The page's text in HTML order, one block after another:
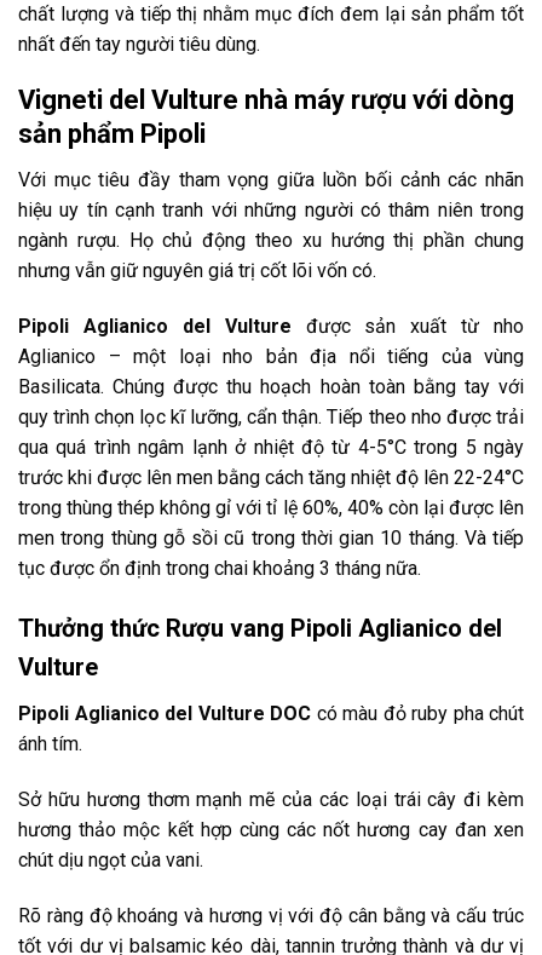
chất lượng và tiếp thị nhằm mục đích đem lại sản phẩm tốt
nhất đến tay người tiêu dùng.
Vigneti del Vulture nhà máy rượu với dòng
sản phẩm Pipoli
Với mục tiêu đầy tham vọng giữa luồn bối cảnh các nhãn
hiệu uy tín cạnh tranh với những người có thâm niên trong
ngành rượu. Họ chủ động theo xu hướng thị phần chung
nhưng vẫn giữ nguyên giá trị cốt lõi vốn có.
Pipoli Aglianico del Vulture được sản xuất từ nho
Aglianico – một loại nho bản địa nổi tiếng của vùng
Basilicata. Chúng được thu hoạch hoàn toàn bằng tay với
quy trình chọn lọc kĩ lưỡng, cẩn thận. Tiếp theo nho được trải
qua quá trình ngâm lạnh ở nhiệt độ từ 4-5°C trong 5 ngày
trước khi được lên men bằng cách tăng nhiệt độ lên 22-24°C
trong thùng thép không gỉ với tỉ lệ 60%, 40% còn lại được lên
men trong thùng gỗ sồi cũ trong thời gian 10 tháng. Và tiếp
tục được ổn định trong chai khoảng 3 tháng nữa.
Thưởng thức Rượu vang Pipoli Aglianico del
Vulture
Pipoli Aglianico del Vulture DOC có màu đỏ ruby pha chút
ánh tím.
Sở hữu hương thơm mạnh mẽ của các loại trái cây đi kèm
hương thảo mộc kết hợp cùng các nốt hương cay đan xen
chút dịu ngọt của vani.
Rõ ràng độ khoáng và hương vị với độ cân bằng và cấu trúc
tốt với dư vị balsamic kéo dài, tannin trưởng thành và dư vị